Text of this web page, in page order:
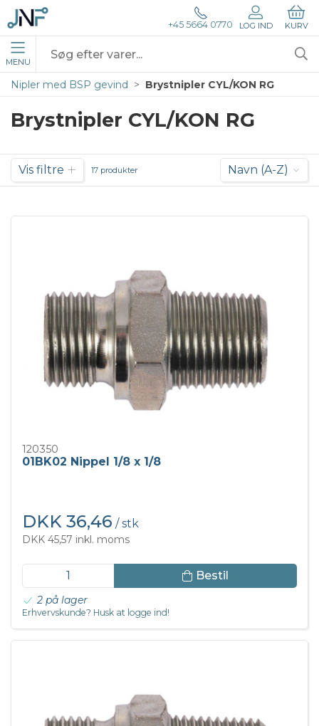
+45 5664 0770 LOG IND KURV
MENU
Nipler med BSP gevind Brystnipler CYL/KON RG
Brystnipler CYL/KON RG
Vis filtre 17 produkter Navn (A-Z)
120350
01BK02 Nippel 1/8 x 1/8
DKK 36,46 / stk
DKK 45,57 inkl. moms
Bestil
2 på lager
Erhvervskunde? Husk at logge ind!